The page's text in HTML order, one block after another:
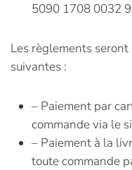
5090 1708 0032
Les règlements
suivantes :
– Paiement par
commande via le
– Paiement à la
toute commande